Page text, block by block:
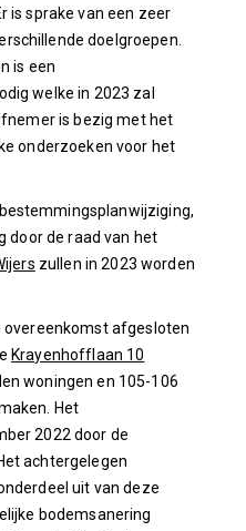
is sprake van een zeer
doelgroepen.
is een
welke in 2023 zal
is bezig met het
onderzoeken voor het
door de raad van het
zullen in 2023 worden
overeenkomst afgesloten
Krayenhofflaan 10
woningen en 105-106
Het
2022 door de
achtergelegen
uit van deze
bodemsanering